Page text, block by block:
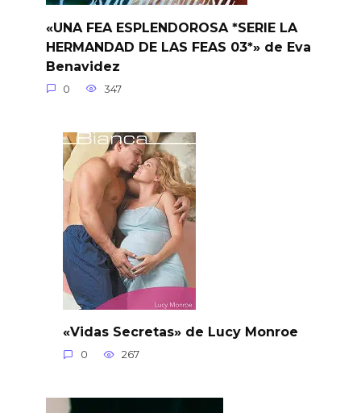
«UNA FEA ESPLENDOROSA *SERIE LA
HERMANDAD DE LAS FEAS 03*» de Eva
Benavidez
0 347
«Vidas Secretas» de Lucy Monroe
0 267